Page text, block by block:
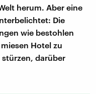
herum. Aber eine
Die
wie bestohlen
Hotel zu
stürzen, darüber